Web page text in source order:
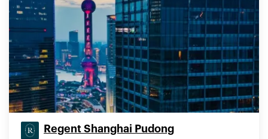
Regent Shanghai Pudong